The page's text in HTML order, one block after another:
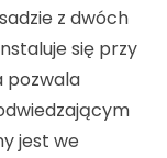
z dwóch
się przy
pozwala
jest we